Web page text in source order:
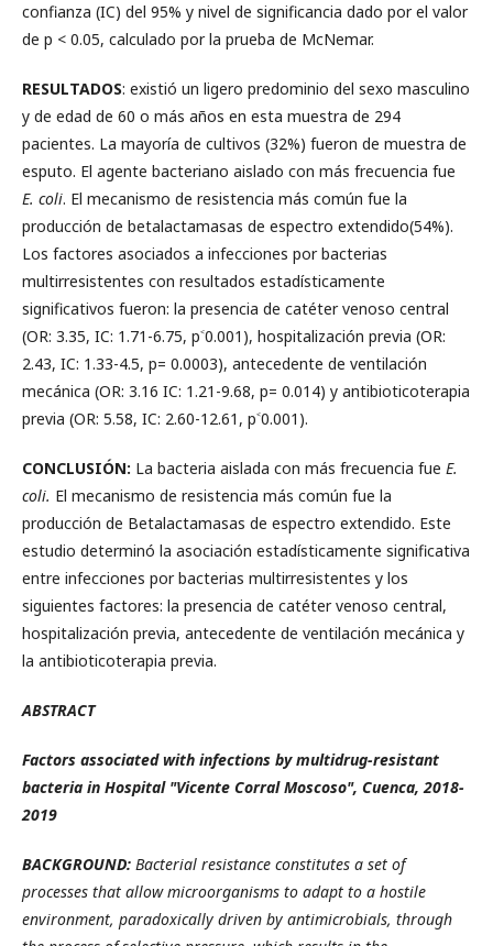
confianza (IC) del 95% y nivel de significancia dado por el valor
de p < 0.05, calculado por la prueba de McNemar.
RESULTADOS: existió un ligero predominio del sexo masculino
y de edad de 60 o más años en esta muestra de 294
pacientes. La mayoría de cultivos (32%) fueron de muestra de
esputo. El agente bacteriano aislado con más frecuencia fue
E. coli. El mecanismo de resistencia más común fue la
producción de betalactamasas de espectro extendido(54%).
Los factores asociados a infecciones por bacterias
multirresistentes con resultados estadísticamente
significativos fueron: la presencia de catéter venoso central
(OR: 3.35, IC: 1.71-6.75, p˂0.001), hospitalización previa (OR:
2.43, IC: 1.33-4.5, p= 0.0003), antecedente de ventilación
mecánica (OR: 3.16 IC: 1.21-9.68, p= 0.014) y antibioticoterapia
previa (OR: 5.58, IC: 2.60-12.61, p˂0.001).
CONCLUSIÓN: La bacteria aislada con más frecuencia fue E.
coli. El mecanismo de resistencia más común fue la
producción de Betalactamasas de espectro extendido. Este
estudio determinó la asociación estadísticamente significativa
entre infecciones por bacterias multirresistentes y los
siguientes factores: la presencia de catéter venoso central,
hospitalización previa, antecedente de ventilación mecánica y
la antibioticoterapia previa.
ABSTRACT
Factors associated with infections by multidrug-resistant
bacteria in Hospital "Vicente Corral Moscoso", Cuenca, 2018-
2019
BACKGROUND: Bacterial resistance constitutes a set of
processes that allow microorganisms to adapt to a hostile
environment, paradoxically driven by antimicrobials, through